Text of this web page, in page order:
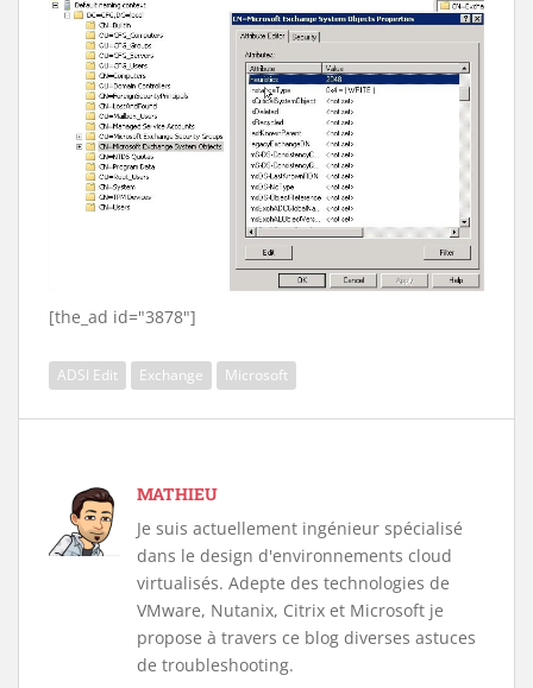
[the_ad id="3878"]
ADSI Edit Exchange Microsoft
MATHIEU
Je suis actuellement ingénieur spécialisé
dans le design d'environnements cloud
virtualisés. Adepte des technologies de
VMware, Nutanix, Citrix et Microsoft je
propose à travers ce blog diverses astuces
de troubleshooting.